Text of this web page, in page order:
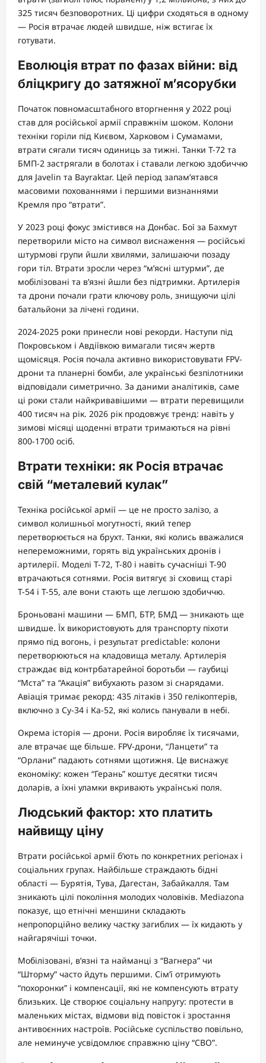
325 тисяч безповоротних. Ці цифри сходяться в одному
— Росія втрачає людей швидше, ніж встигає їх
готувати.
Еволюція втрат по фазах війни: від
бліцкригу до затяжної м’ясорубки
Початок повномасштабного вторгнення у 2022 році
став для російської армії справжнім шоком. Колони
техніки горіли під Києвом, Харковом і Сумамами,
втрати сягали тисяч одиниць за тижні. Танки Т-72 та
БМП-2 застрягали в болотах і ставали легкою здобиччю
для Javelin та Bayraktar. Цей період запам’ятався
масовими похованнями і першими визнаннями
Кремля про “втрати”.
У 2023 році фокус змістився на Донбас. Бої за Бахмут
перетворили місто на символ виснаження — російські
штурмові групи йшли хвилями, залишаючи позаду
гори тіл. Втрати зросли через “м’ясні штурми”, де
мобілізовані та в’язні йшли без підтримки. Артилерія
та дрони почали грати ключову роль, знищуючи цілі
батальйони за лічені години.
2024-2025 роки принесли нові рекорди. Наступи під
Покровськом і Авдіївкою вимагали тисяч жертв
щомісяця. Росія почала активно використовувати FPV-
дрони та планерні бомби, але українські безпілотники
відповідали симетрично. За даними аналітиків, саме
ці роки стали найкривавішими — втрати перевищили
400 тисяч на рік. 2026 рік продовжує тренд: навіть у
зимові місяці щоденні втрати тримаються на рівні
800-1700 осіб.
Втрати техніки: як Росія втрачає
свій “металевий кулак”
Техніка російської армії — це не просто залізо, а
символ колишньої могутності, який тепер
перетворюється на брухт. Танки, які колись вважалися
непереможними, горять від українських дронів і
артилерії. Моделі Т-72, Т-80 і навіть сучасніші Т-90
втрачаються сотнями. Росія витягує зі сховищ старі
Т-54 і Т-55, але вони стають ще легшою здобиччю.
Броньовані машини — БМП, БТР, БМД — зникають ще
швидше. Їх використовують для транспорту піхоти
прямо під вогонь, і результат predictable: колони
перетворюються на кладовища металу. Артилерія
страждає від контрбатарейної боротьби — гаубиці
“Мста” та “Акація” вибухають разом зі снарядами.
Авіація тримає рекорд: 435 літаків і 350 гелікоптерів,
включно з Су-34 і Ка-52, які колись панували в небі.
Окрема історія — дрони. Росія виробляє їх тисячами,
але втрачає ще більше. FPV-дрони, “Ланцети” та
“Орлани” падають сотнями щотижня. Це виснажує
економіку: кожен “Герань” коштує десятки тисяч
доларів, а їхні уламки вкривають українські поля.
Людський фактор: хто платить
найвищу ціну
Втрати російської армії б’ють по конкретних регіонах і
соціальних групах. Найбільше страждають бідні
області — Бурятія, Тува, Дагестан, Забайкалля. Там
зникають цілі покоління молодих чоловіків. Mediazona
показує, що етнічні меншини складають
непропорційно велику частку загиблих — їх кидають у
найгарячіші точки.
Мобілізовані, в’язні та найманці з “Вагнера” чи
“Шторму” часто йдуть першими. Сім’ї отримують
“похоронки” і компенсації, які не компенсують втрату
близьких. Це створює соціальну напругу: протести в
маленьких містах, відмови від повісток і зростання
антивоєнних настроїв. Російське суспільство повільно,
але неминуче усвідомлює справжню ціну “СВО”.